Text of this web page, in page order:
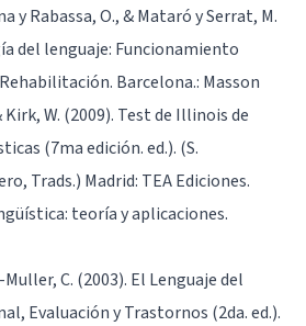
y Rabassa, O., & Mataró y Serrat, M.
del lenguaje: Funcionamiento
Barcelona.: Masson
Kirk, W. (2009). Test de Illinois de
(7ma edición. ed.). (S.
Trads.) Madrid: TEA Ediciones.
teoría y aplicaciones.
C. (2003). El Lenguaje del
Evaluación y Trastornos (2da. ed.).